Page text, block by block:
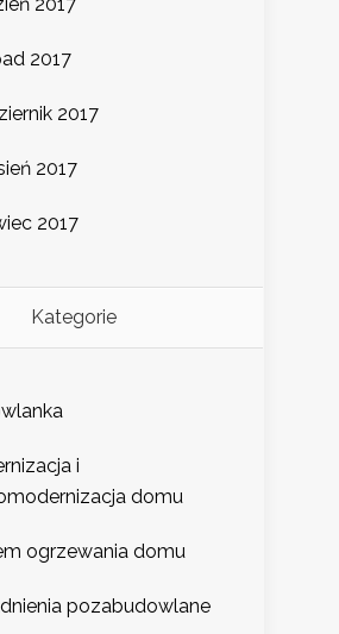
2017
2017
2017
2017
2017
Kategorie
i
domu
ogrzewania domu
pozabudowlane